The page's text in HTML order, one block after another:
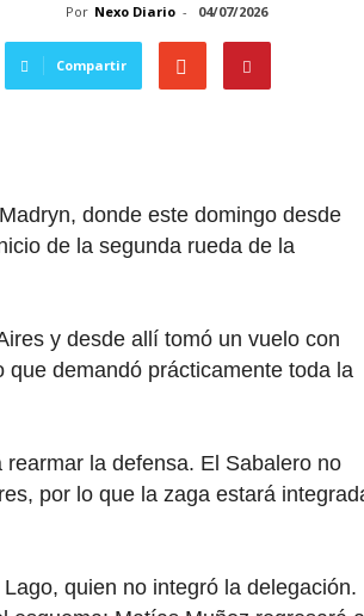
Por Nexo Diario - 04/07/2026
Compartir
, donde este domingo desde
de la segunda rueda de la
y desde allí tomó un vuelo con
demandó prácticamente toda la
la defensa. El Sabalero no
por lo que la zaga estará
Lago, quien no integró la delegación.